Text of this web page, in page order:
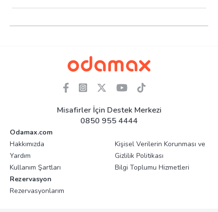
Misafirler İçin Destek Merkezi
0850 955 4444
Odamax.com
Hakkımızda
Yardım
Kullanım Şartları
Kişisel Verilerin Korunması ve
Gizlilik Politikası
Bilgi Toplumu Hizmetleri
Rezervasyon
Rezervasyonlarım